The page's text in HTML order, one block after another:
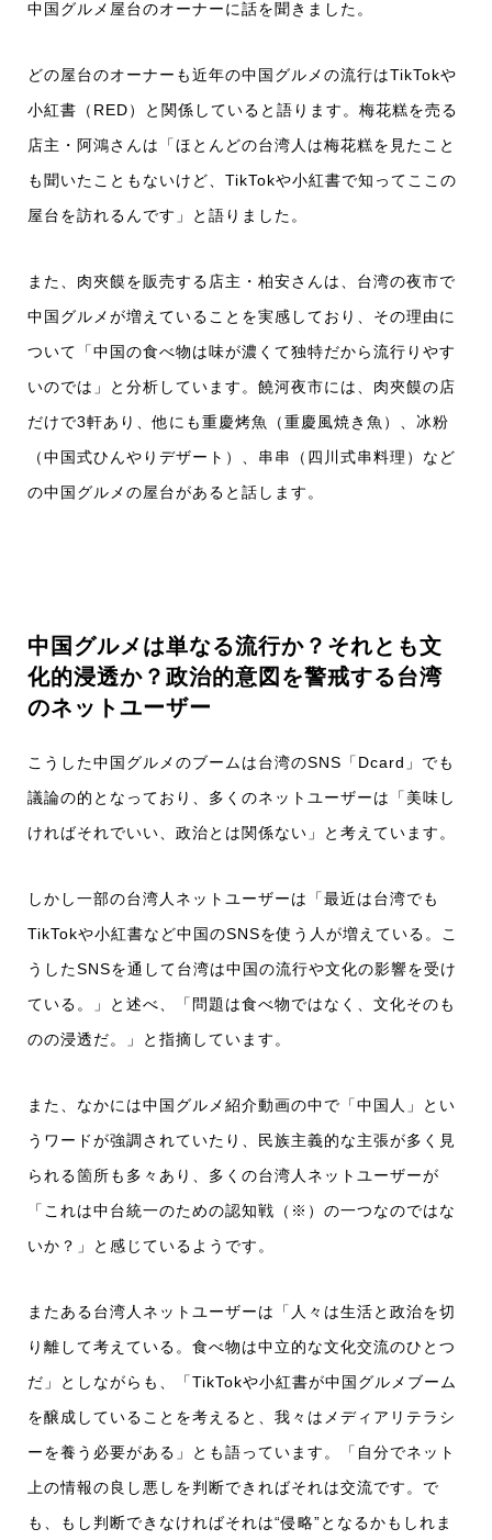
中国グルメ屋台のオーナーに話を聞きました。
どの屋台のオーナーも近年の中国グルメの流行はTikTokや
小紅書（RED）と関係していると語ります。梅花糕を売る
店主・阿鴻さんは「ほとんどの台湾人は梅花糕を見たこと
も聞いたこともないけど、TikTokや小紅書で知ってここの
屋台を訪れるんです」と語りました。
また、肉夾饃を販売する店主・柏安さんは、台湾の夜市で
中国グルメが増えていることを実感しており、その理由に
ついて「中国の食べ物は味が濃くて独特だから流行りやす
いのでは」と分析しています。饒河夜市には、肉夾饃の店
だけで3軒あり、他にも重慶烤魚（重慶風焼き魚）、冰粉
（中国式ひんやりデザート）、串串（四川式串料理）など
の中国グルメの屋台があると話します。
中国グルメは単なる流行か？それとも文
化的浸透か？政治的意図を警戒する台湾
のネットユーザー
こうした中国グルメのブームは台湾のSNS「Dcard」でも
議論の的となっており、多くのネットユーザーは「美味し
ければそれでいい、政治とは関係ない」と考えています。
しかし一部の台湾人ネットユーザーは「最近は台湾でも
TikTokや小紅書など中国のSNSを使う人が増えている。こ
うしたSNSを通して台湾は中国の流行や文化の影響を受け
ている。」と述べ、「問題は食べ物ではなく、文化そのも
のの浸透だ。」と指摘しています。
また、なかには中国グルメ紹介動画の中で「中国人」とい
うワードが強調されていたり、民族主義的な主張が多く見
られる箇所も多々あり、多くの台湾人ネットユーザーが
「これは中台統一のための認知戦（※）の一つなのではな
いか？」と感じているようです。
またある台湾人ネットユーザーは「人々は生活と政治を切
り離して考えている。食べ物は中立的な文化交流のひとつ
だ」としながらも、「TikTokや小紅書が中国グルメブーム
を醸成していることを考えると、我々はメディアリテラシ
ーを養う必要がある」とも語っています。「自分でネット
上の情報の良し悪しを判断できればそれは交流です。で
も、もし判断できなければそれは“侵略”となるかもしれま